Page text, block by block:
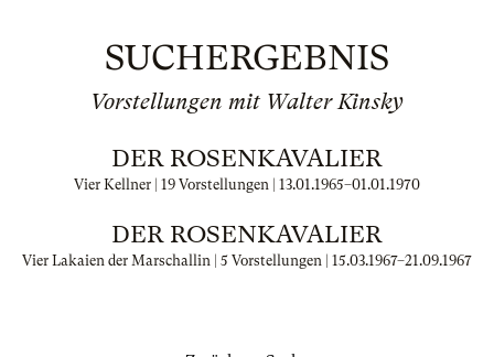
SUCHERGEBNIS
Vorstellungen mit Walter Kinsky
DER ROSENKAVALIER
Vier Kellner | 19 Vorstellungen | 13.01.1965–01.01.1970
DER ROSENKAVALIER
Vier Lakaien der Marschallin | 5 Vorstellungen | 15.03.1967–21.09.1967